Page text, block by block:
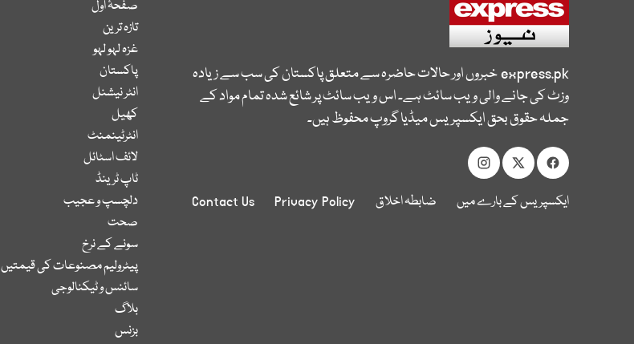
express.pkخبروں اور حالات حاضرہ سے متعلق پاکستان کی سب سے زیادہ
وزٹ کی جانے والی ویب سائٹ ہے۔ اس ویب سائٹ پر شائع شدہ تمام مواد کے
جملہ حقوق بحق ایکسپریس میڈیا گروپ محفوظ ہیں۔
ایکسپریس کے بارے میں ضابطہ اخلاق Privacy Policy
Contact Us
صفحۂ اول
تازہ ترین
غزہ لہو لہو
پاکستان
انٹر نیشنل
کھیل
انٹرٹینمنٹ
لائف اسٹائل
ٹاپ ٹرینڈ
دلچسپ و عجیب
صحت
سونے کے نرخ
پیٹرولیم مصنوعات کی قیمتیں
سائنس و ٹیکنالوجی
بلاگ
بزنس